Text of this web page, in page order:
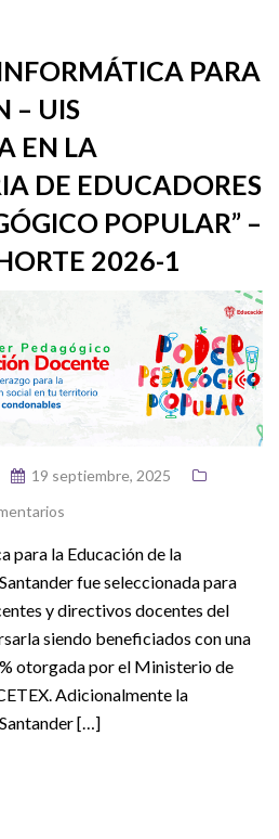
PARA
– UIS
EN LA
DE EDUCADORES
POPULAR” –
2026-1
19 septiembre, 2025
para la Educación de la
fue seleccionada para
y directivos docentes del
siendo beneficiados con una
otorgada por el Ministerio de
Adicionalmente la
[…]